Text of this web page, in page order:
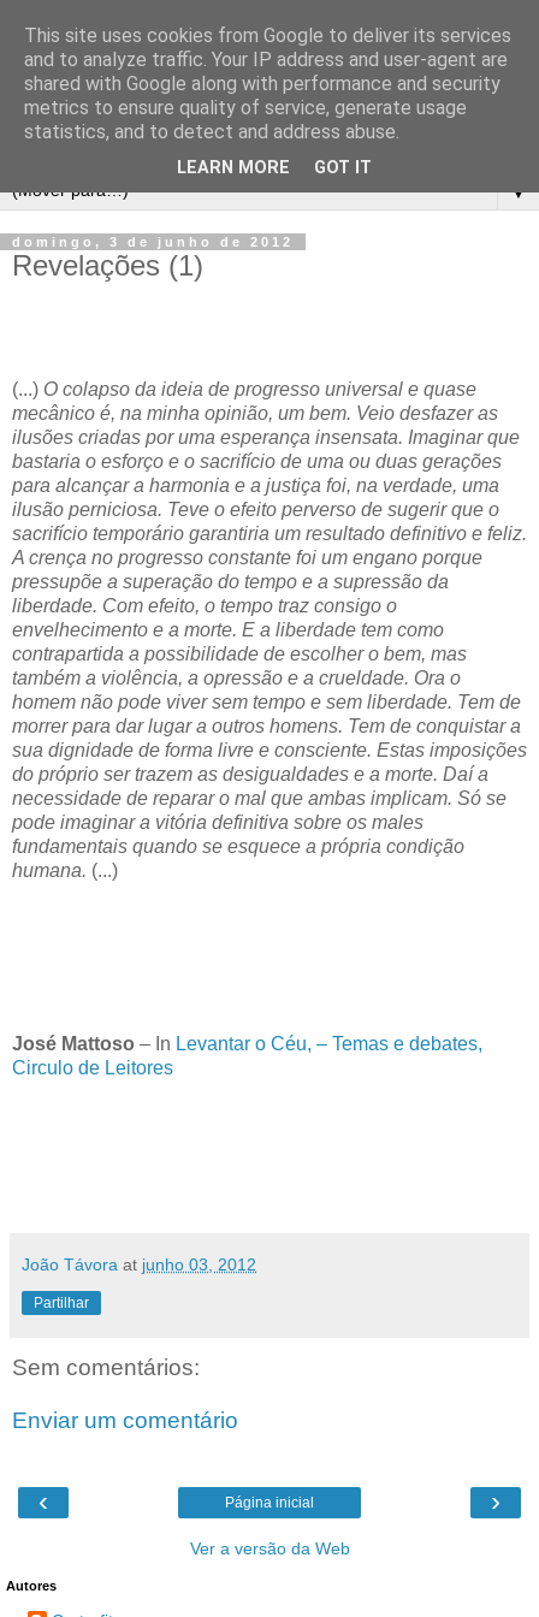
▼
domingo, 3 de junho de 2012
Revelações (1)
(...) O colapso da ideia de progresso universal e quase
mecânico é, na minha opinião, um bem. Veio desfazer as
ilusões criadas por uma esperança insensata. Imaginar que
bastaria o esforço e o sacrifício de uma ou duas gerações
para alcançar a harmonia e a justiça foi, na verdade, uma
ilusão perniciosa. Teve o efeito perverso de sugerir que o
sacrifício temporário garantiria um resultado definitivo e feliz.
A crença no progresso constante foi um engano porque
pressupõe a superação do tempo e a supressão da
liberdade. Com efeito, o tempo traz consigo o
envelhecimento e a morte. E a liberdade tem como
contrapartida a possibilidade de escolher o bem, mas
também a violência, a opressão e a crueldade. Ora o
homem não pode viver sem tempo e sem liberdade. Tem de
morrer para dar lugar a outros homens. Tem de conquistar a
sua dignidade de forma livre e consciente. Estas imposições
do próprio ser trazem as desigualdades e a morte. Daí a
necessidade de reparar o mal que ambas implicam. Só se
pode imaginar a vitória definitiva sobre os males
fundamentais quando se esquece a própria condição
humana. (...)
José Mattoso – In Levantar o Céu, – Temas e debates,
Circulo de Leitores
João Távora at junho 03, 2012
Partilhar
Sem comentários:
Enviar um comentário
‹ ›
Página inicial
Ver a versão da Web
Autores
This site uses cookies from Google to deliver its services
and to analyze traffic. Your IP address and user-agent are
shared with Google along with performance and security
metrics to ensure quality of service, generate usage
statistics, and to detect and address abuse.
LEARN MORE GOT IT